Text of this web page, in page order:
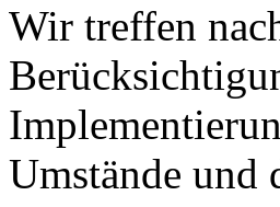
Wir treffen
Umstände und